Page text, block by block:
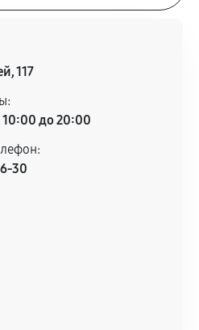
117
10:00 до 20:00
30